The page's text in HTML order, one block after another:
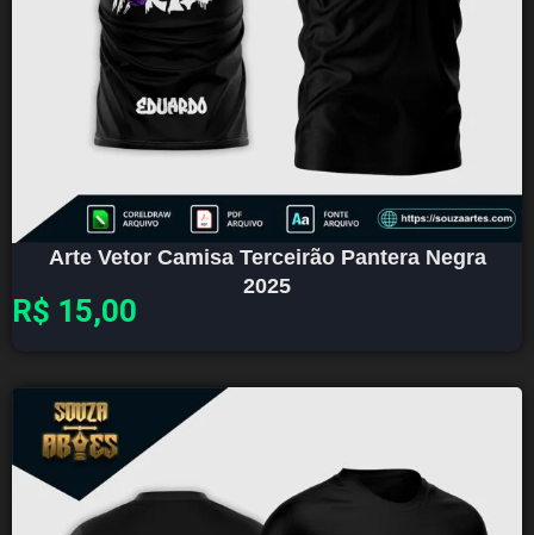
Arte Vetor Camisa Terceirão Pantera Negra
2025
R$ 15,00